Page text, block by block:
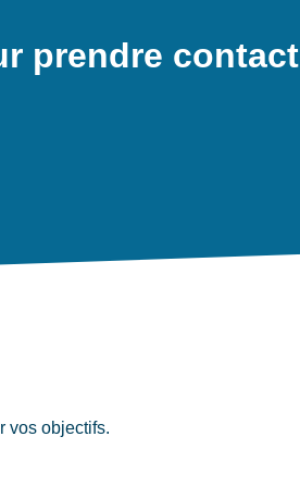
prendre contact
vos objectifs.